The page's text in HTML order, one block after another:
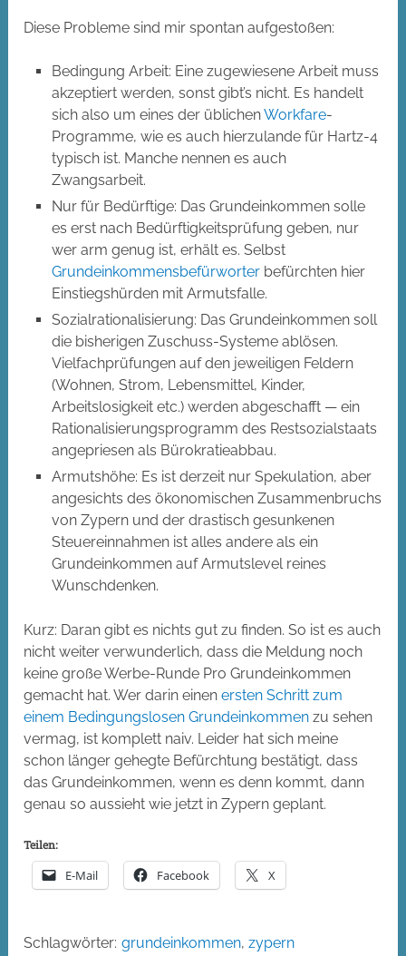
Diese Probleme sind mir spontan aufgestoßen:
Bedingung Arbeit: Eine zugewiesene Arbeit muss
akzeptiert werden, sonst gibt’s nicht. Es handelt
sich also um eines der üblichenWorkfare-
Programme, wie es auch hierzulande für Hartz-4
typisch ist. Manche nennen es auch
Zwangsarbeit.
Nur für Bedürftige: Das Grundeinkommen solle
es erst nach Bedürftigkeitsprüfung geben, nur
wer arm genug ist, erhält es. Selbst
Grundeinkommensbefürworterbefürchten hier
Einstiegshürden mit Armutsfalle.
Sozialrationalisierung: Das Grundeinkommen soll
die bisherigen Zuschuss-Systeme ablösen.
Vielfachprüfungen auf den jeweiligen Feldern
(Wohnen, Strom, Lebensmittel, Kinder,
Arbeitslosigkeit etc.) werden abgeschafft — ein
Rationalisierungsprogramm des Restsozialstaats
angepriesen als Bürokratieabbau.
Armutshöhe: Es ist derzeit nur Spekulation, aber
angesichts des ökonomischen Zusammenbruchs
von Zypern und der drastisch gesunkenen
Steuereinnahmen ist alles andere als ein
Grundeinkommen auf Armutslevel reines
Wunschdenken.
Kurz: Daran gibt es nichts gut zu finden. So ist es auch
nicht weiter verwunderlich, dass die Meldung noch
keine große Werbe-Runde Pro Grundeinkommen
gemacht hat. Wer darin einenersten Schritt zum
einem Bedingungslosen Grundeinkommen zu sehen
vermag, ist komplett naiv. Leider hat sich meine
schon länger gehegte Befürchtung bestätigt, dass
das Grundeinkommen, wenn es denn kommt, dann
genau so aussieht wie jetzt in Zypern geplant.
Teilen:
E-Mail Facebook X
Schlagwörter: grundeinkommen,zypern